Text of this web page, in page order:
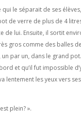
qui le séparait de ses
de verre de plus de 4
de lui. Ensuite, il sortit
gros comme des balles
par un, dans le grand
et qu’il fut impossible
lentement les yeux vers
plein? ».